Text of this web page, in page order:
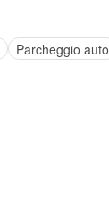
Parcheggio auto